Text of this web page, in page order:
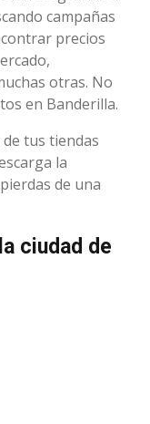
campañas
precios
otras. No
en Banderilla.
tus tiendas
la
de una
ciudad de